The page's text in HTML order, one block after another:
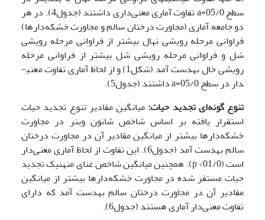
سطح 05/0=a تفاوت آماری معنی‌داری داشتند (جدول4). در هر
دو جامعه آماری (مجاورت درختان سالم و مجاورت خشکه‌دارها)
فراوانی مرحله رویشی نهال بیشتر از فراوانی مرحله رویشی
شل و فراوانی مرحله رویشی شل بیشتر از فراوانی مرحله
رویشی خال به­دست آمد (شکل1) و از لحاظ آماری تفاوت معنی­
دار در سطح 05/0=a داشتند (جدول5).
تنوع گونه‌ای تجدید حیات: میانگین مقادیر تنوع تجدید حیات
استقرار یافته بر اساس شاخص شانون وینر در مجاورت
خشکه‌دارها بیشتر از میانگین مقادیر آن در مجاورت درختان
سالم به­دست آمد (جدول6). این تفاوت از لحاظ آماری معنی‌دار
است (01/0> p). همچنین میانگین شاخص غنای منهنیک تجدید
حیات مستقر شده در مجاورت خشکه‌دارها بیشتر از میانگین
مقادیر آن در مجاورت درختان سالم به­دست آمد که دارای
تفاوت معنی‌دار آماری هستند (جدول6).